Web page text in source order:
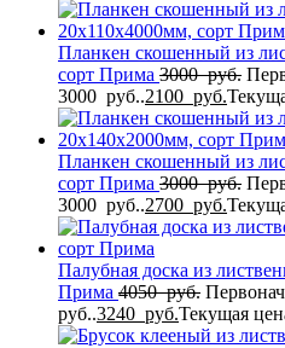
Планкен скошенный из
сорт Прима 3000руб.
3000 руб..2100 руб.
Планкен скошенный из
сорт Прима 3000руб.
3000 руб..2700 руб.
Палубная доска из
Прима 4050руб.
руб..3240 руб.Текущая